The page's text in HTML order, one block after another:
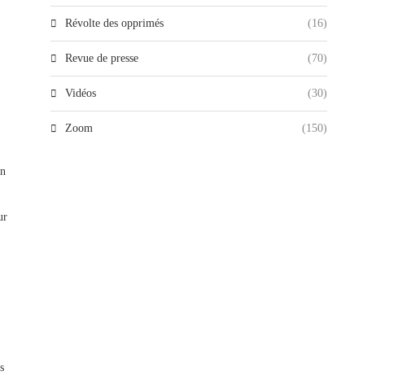
Révolte des opprimés (16)
Revue de presse (70)
Vidéos (30)
Zoom (150)